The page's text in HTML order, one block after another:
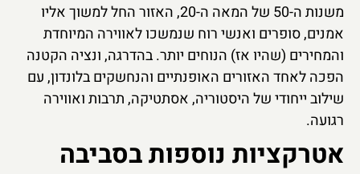
משנות ה-50 של המאה ה-20, האזור החל למשוך אליו
אמנים, סופרים ואנשי רוח שנמשכו לאווירה המיוחדת
והמחירים (שהיו אז) הנוחים יותר. בהדרגה, ונציה הקטנה
הפכה לאחד האזורים האופנתיים והנחשקים בלונדון, עם
שילוב ייחודי של היסטוריה, אסתטיקה, תרבות ואווירה
רגועה.
אטרקציות נוספות בסביבה